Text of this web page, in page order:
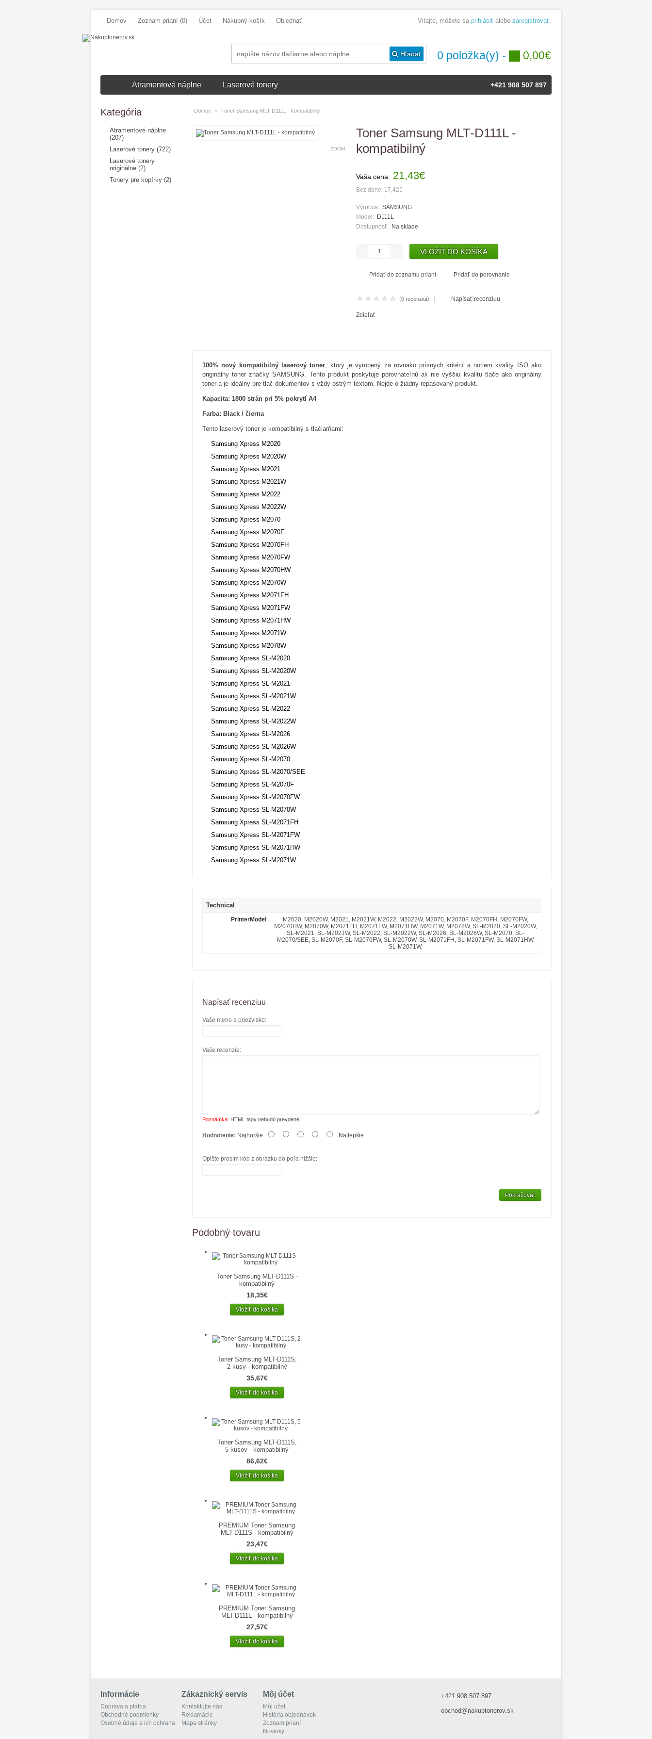
Vitajte, môžete sa prihlásiť alebo zaregistrovať.
Domov Zoznam prianí (0) Účet Nákupný košík Objednať
0 položka(y) - 0,00€
Hľadať
+421 908 507 897
Atramentové náplne Laserové tonery
Kategória
Atramentové náplne
(207)
Laserové tonery (722)
Laserové tonery
originálne (2)
Tonery pre kopírky (2)
Domov » Toner Samsung MLT-D111L - kompatibilný
ZOOM
Toner Samsung MLT-D111L -
kompatibilný
Vaša cena: 21,43€
Bez dane: 17,42€
Výrobca: SAMSUNG
Model: D111L
Dostupnosť: Na sklade
Pridať do zoznamu prianí Pridať do porovnanie
(0 recenziuí) Napísať recenziuu
Zdieľať
100% nový kompatibilný laserový toner, ktorý je vyrobený za rovnako prísnych kritérií a noriem kvality ISO ako
originálny toner značky SAMSUNG. Tento produkt poskytuje porovnateľnú ak nie vyššiu kvalitu tlače ako originálny
toner a je ideálny pre tlač dokumentov s vždy ostrým textom. Nejde o žiadny repasovaný produkt.
Kapacita: 1800 strán pri 5% pokrytí A4
Farba: Black / čierna
Tento laserový toner je kompatibilný s tlačiarňami:
Samsung Xpress M2020
Samsung Xpress M2020W
Samsung Xpress M2021
Samsung Xpress M2021W
Samsung Xpress M2022
Samsung Xpress M2022W
Samsung Xpress M2070
Samsung Xpress M2070F
Samsung Xpress M2070FH
Samsung Xpress M2070FW
Samsung Xpress M2070HW
Samsung Xpress M2070W
Samsung Xpress M2071FH
Samsung Xpress M2071FW
Samsung Xpress M2071HW
Samsung Xpress M2071W
Samsung Xpress M2078W
Samsung Xpress SL-M2020
Samsung Xpress SL-M2020W
Samsung Xpress SL-M2021
Samsung Xpress SL-M2021W
Samsung Xpress SL-M2022
Samsung Xpress SL-M2022W
Samsung Xpress SL-M2026
Samsung Xpress SL-M2026W
Samsung Xpress SL-M2070
Samsung Xpress SL-M2070/SEE
Samsung Xpress SL-M2070F
Samsung Xpress SL-M2070FW
Samsung Xpress SL-M2070W
Samsung Xpress SL-M2071FH
Samsung Xpress SL-M2071FW
Samsung Xpress SL-M2071HW
Samsung Xpress SL-M2071W
Technical
PrinterModel
M2020, M2020W, M2021, M2021W, M2022, M2022W, M2070, M2070F, M2070FH, M2070FW,
M2070HW, M2070W, M2071FH, M2071FW, M2071HW, M2071W, M2078W, SL-M2020, SL-M2020W,
SL-M2021, SL-M2021W, SL-M2022, SL-M2022W, SL-M2026, SL-M2026W, SL-M2070, SL-
M2070/SEE, SL-M2070F, SL-M2070FW, SL-M2070W, SL-M2071FH, SL-M2071FW, SL-M2071HW,
SL-M2071W,
Napísať recenziuu
Vaše meno a priezvisko:
Vaše recenzie:
Poznámka: HTML tagy nebudú prevdené!
Hodnotenie: Najhoršie Najlepšie
Opište prosím kód z obrázku do poľa nižšie:
Pokračovať
Podobný tovaru
Toner Samsung MLT-D111S -
kompatibilný
18,35€
Vložiť do košíka
Toner Samsung MLT-D111S,
2 kusy - kompatibilný
35,67€
Vložiť do košíka
Toner Samsung MLT-D111S,
5 kusov - kompatibilný
86,62€
Vložiť do košíka
PREMIUM Toner Samsung
MLT-D111S - kompatibilný
23,47€
Vložiť do košíka
PREMIUM Toner Samsung
MLT-D111L - kompatibilný
27,57€
Vložiť do košíka
Informácie
Doprava a platba
Obchodné podmienky
Osobné údaje a ich ochrana
Zákaznický servis
Kontaktujte nás
Reklamácie
Mapa stránky
Môj účet
Môj účet
História objednávok
Zoznam prianí
Novinky
+421 908 507 897
obchod@nakuptonerov.sk